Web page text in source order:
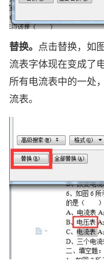
替换。 点击替换，如
流表字体现在变成了
所有电流表中的一处
流表。